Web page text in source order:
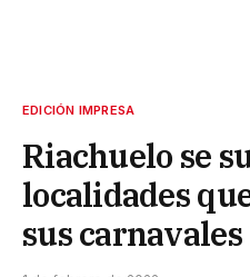
EDICIÓN IMPRESA
Riachuelo se
localidades
sus carnavales